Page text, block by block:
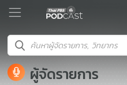
Podcast
ผู้จัดรายการ